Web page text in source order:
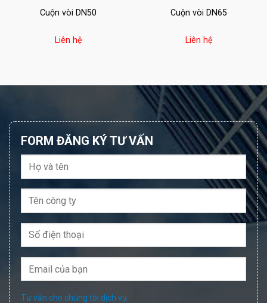
Cuộn vòi DN50
Liên hệ
Cuộn vòi DN65
Liên hệ
FORM ĐĂNG KÝ TƯ VẤN
Tư vấn cho chúng tôi dịch vụ: